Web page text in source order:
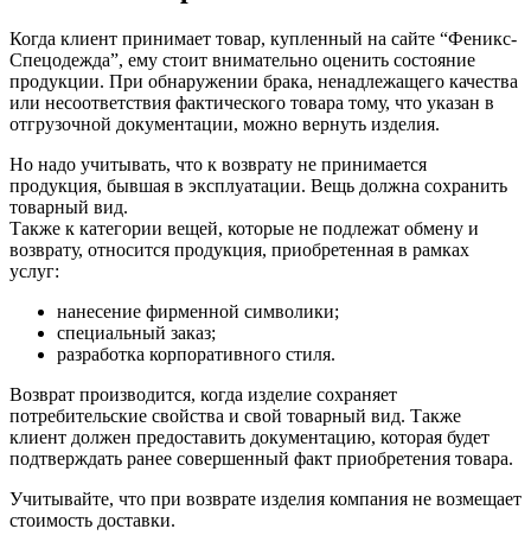
Когда клиент принимает товар, купленный на сайте “Феникс-
Спецодежда”, ему стоит внимательно оценить состояние
продукции. При обнаружении брака, ненадлежащего качества
или несоответствия фактического товара тому, что указан в
отгрузочной документации, можно вернуть изделия.
Но надо учитывать, что к возврату не принимается
продукция, бывшая в эксплуатации. Вещь должна сохранить
товарный вид.
Также к категории вещей, которые не подлежат обмену и
возврату, относится продукция, приобретенная в рамках
услуг:
нанесение фирменной символики;
специальный заказ;
разработка корпоративного стиля.
Возврат производится, когда изделие сохраняет
потребительские свойства и свой товарный вид. Также
клиент должен предоставить документацию, которая будет
подтверждать ранее совершенный факт приобретения товара.
Учитывайте, что при возврате изделия компания не возмещает
стоимость доставки.